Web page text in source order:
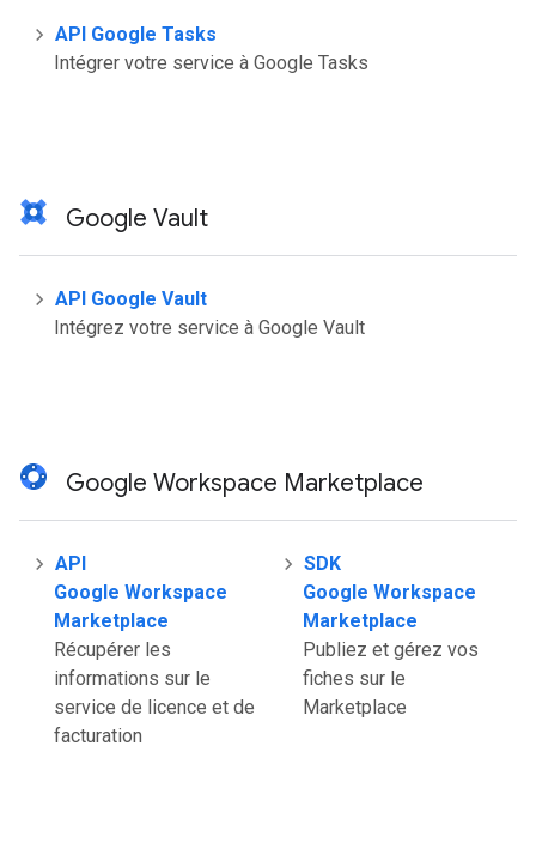
API Google Tasks
Intégrer votre service à Google Tasks
Google Vault
API Google Vault
Intégrez votre service à Google Vault
Google Workspace Marketplace
API
Google Workspace
Marketplace
Récupérer les
informations sur le
service de licence et de
facturation
SDK
Google Workspace
Marketplace
Publiez et gérez vos
fiches sur le
Marketplace